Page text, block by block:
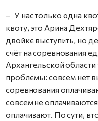
– У нас только одна
квоту, это Арина
двойке выступить, но
счёт на соревнования
Архангельской
проблемы: совсем нет
соревнования
совсем не
оплачивают. По сути,